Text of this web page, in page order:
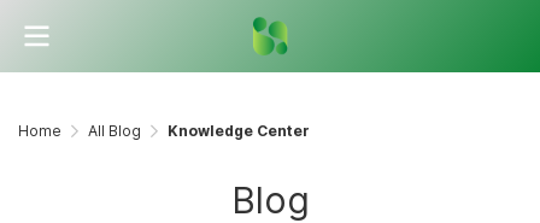
Home All Blog Knowledge Center
Blog